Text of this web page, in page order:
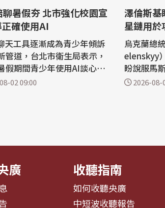
確使用AI
天工具逐漸成為青少年傾訴
管道，台北市衛生局表示，
假期間青少年使用AI談心的
明顯，除了持續與教育局合
02 09:00
澤倫斯基
星鏈用於
烏克蘭總
elenskyy
盼說服馬
斯境內目
2026-08-
廣 收聽指南
如何收聽央廣
中短波收聽報告